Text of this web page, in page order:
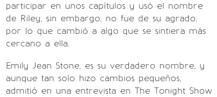
participar en unos capítulos y usó el nombre
de Riley, sin embargo, no fue de su agrado,
por lo que cambió a algo que se sintiera más
cercano a ella.
Emily Jean Stone, es su verdadero nombre, y
aunque tan solo hizo cambios pequeños,
admitió en una entrevista en The Tonight Show